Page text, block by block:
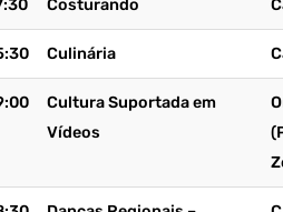
Costurando
Culinária
Cultura Suportada em
Vídeos